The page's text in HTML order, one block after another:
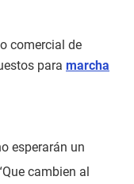
comercial de
para marcha
esperarán un
cambien al